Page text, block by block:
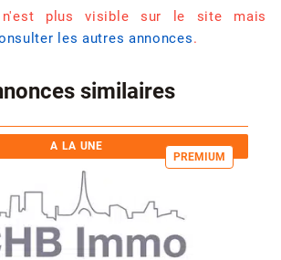
n'est plus visible sur le site mais
les autres annonces.
similaires
A LA UNE
PREMIUM